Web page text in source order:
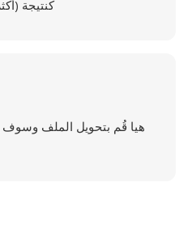
كنتيجة (أكثر من 200
هيا قُم بتحويل الملف وسوف